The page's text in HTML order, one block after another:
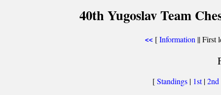
40th Yugoslav Team
<< [Information || First
[Standings | 1st|2nd